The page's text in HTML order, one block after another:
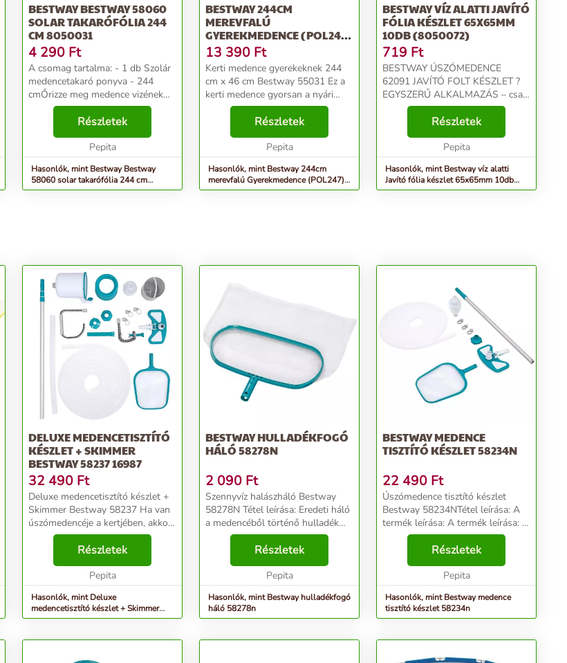
BESTWAY BESTWAY 58060
SOLAR TAKARÓFÓLIA 244
CM 8050031
4 290 Ft
A csomag tartalma: - 1 db Szolár
medencetakaró ponyva - 244
cmŐrizze meg medence vizének
hőmérsékletét! Az apró
légbuborékokból álló
takaróponyvát használva tovább
marad meleg a medence vize,
Részletek
Pepita
Hasonlók, mint Bestway Bestway
58060 solar takarófólia 244 cm
8050031
BESTWAY 244CM
MEREVFALÚ
GYEREKMEDENCE (POL247)
- KÉK
13 390 Ft
Kerti medence gyerekeknek 244
cm x 46 cm Bestway 55031 Ez a
kerti medence gyorsan a nyári
pihenés kedvenc helyévé és a
gyermekjátékok központi helyévé
válik. Érdekes grafikája biztosan
minden gyermek ...
Részletek
Pepita
Hasonlók, mint Bestway 244cm
merevfalú Gyerekmedence (POL247) -
kék
BESTWAY VÍZ ALATTI JAVÍTÓ
FÓLIA KÉSZLET 65X65MM
10DB (8050072)
719 Ft
BESTWAY ÚSZÓMEDENCE
62091 JAVÍTÓ FOLT KÉSZLET ?
EGYSZERŰ ALKALMAZÁS – csak
tisztítsa meg a felületet, és
ragasszon fel egy tapaszt. ?
ALKALMAZÁSI SZÉLES
VÁLASZTÉK - vinil anyagból
Részletek
Pepita
Hasonlók, mint Bestway víz alatti
Javító fólia készlet 65x65mm 10db
(8050072)
DELUXE MEDENCETISZTÍTÓ
KÉSZLET + SKIMMER
BESTWAY 58237 16987
32 490 Ft
Deluxe medencetisztító készlet +
Skimmer Bestway 58237 Ha van
úszómedencéje a kertjében, akkor
biztosan tudja, miről van szó.
Használata közben idővel
piszkossá és kellemetlenné válik.
A saját kerti ú...
Részletek
Pepita
Hasonlók, mint Deluxe
medencetisztító készlet + Skimmer
Bestway 58237 16987
BESTWAY HULLADÉKFOGÓ
HÁLÓ 58278N
2 090 Ft
Szennyvíz halászháló Bestway
58278N Tétel leírása: Eredeti háló
a medencéből történő hulladék
kihalászására. Illeszkedik a
Bestway Deluxe alumínium
teleszkópos rúdhoz, 30 mm-es
csatlakozási átmérővel ...
Részletek
Pepita
Hasonlók, mint Bestway hulladékfogó
háló 58278n
BESTWAY MEDENCE
TISZTÍTÓ KÉSZLET 58234N
22 490 Ft
Úszómedence tisztító készlet
Bestway 58234NTétel leírása: A
termék leírása: A termék leírása: A
termék leírása: A termék leírása:
Ha rendszeresen használja kerti
medencéjét, akkor bizonyára sok
Részletek
Pepita
Hasonlók, mint Bestway medence
tisztító készlet 58234n